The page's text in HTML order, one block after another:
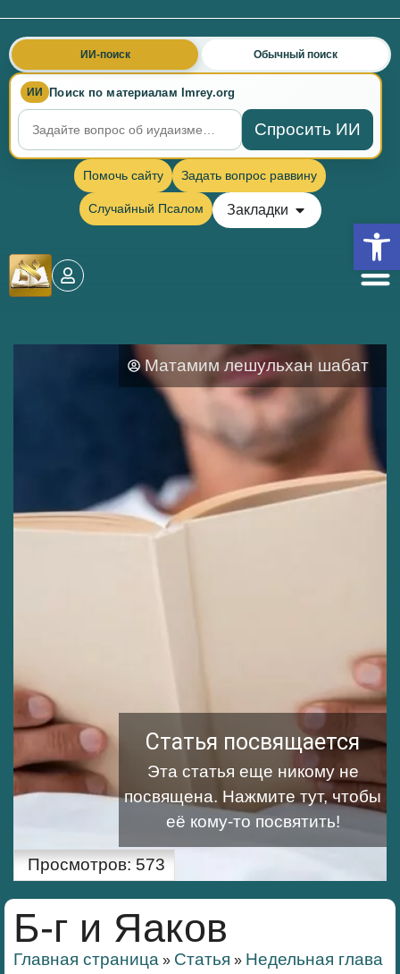
ИИ Поиск по материалам Imrey.org
Спросить ИИ
ИИ-поиск Обычный поиск
Помочь сайту Задать вопрос раввину
Случайный Псалом Закладки
Матамим лешульхан шабат
Статья посвящается
Эта статья еще никому не
посвящена. Нажмите тут, чтобы
её кому-то посвятить!
Просмотров: 573
Б-г и Яаков
Главная страница » Статья » Недельная глава